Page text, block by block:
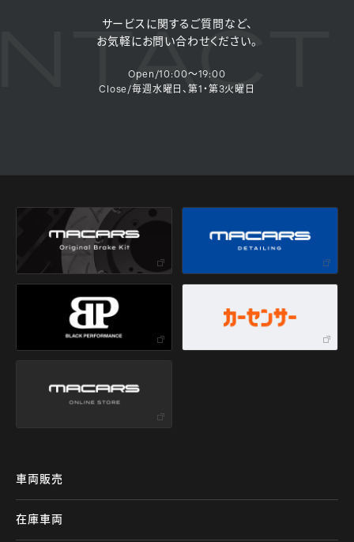
サービスに関するご質問など、
お気軽にお問い合わせください。
Open/10:00～19:00
Close/毎週水曜日、第1・第3火曜日
車両販売
在庫車両